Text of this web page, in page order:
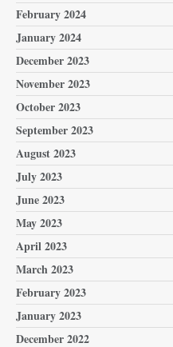
February 2024
January 2024
December 2023
November 2023
October 2023
September 2023
August 2023
July 2023
June 2023
May 2023
April 2023
March 2023
February 2023
January 2023
December 2022